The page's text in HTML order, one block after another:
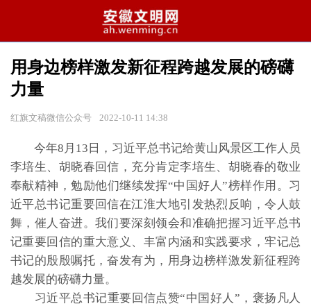
用身边榜样激发新征程跨越发展的磅礴
力量
红旗文稿微信公众号 2022-10-11 14:38
今年8月13日，习近平总书记给黄山风景区工作人员
李培生、胡晓春回信，充分肯定李培生、胡晓春的敬业
奉献精神，勉励他们继续发挥“中国好人”榜样作用。习
近平总书记重要回信在江淮大地引发热烈反响，令人鼓
舞，催人奋进。我们要深刻领会和准确把握习近平总书
记重要回信的重大意义、丰富内涵和实践要求，牢记总
书记的殷殷嘱托，奋发有为，用身边榜样激发新征程跨
越发展的磅礴力量。
习近平总书记重要回信点赞“中国好人”，褒扬凡人